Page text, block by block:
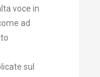
voce in
ad
sul